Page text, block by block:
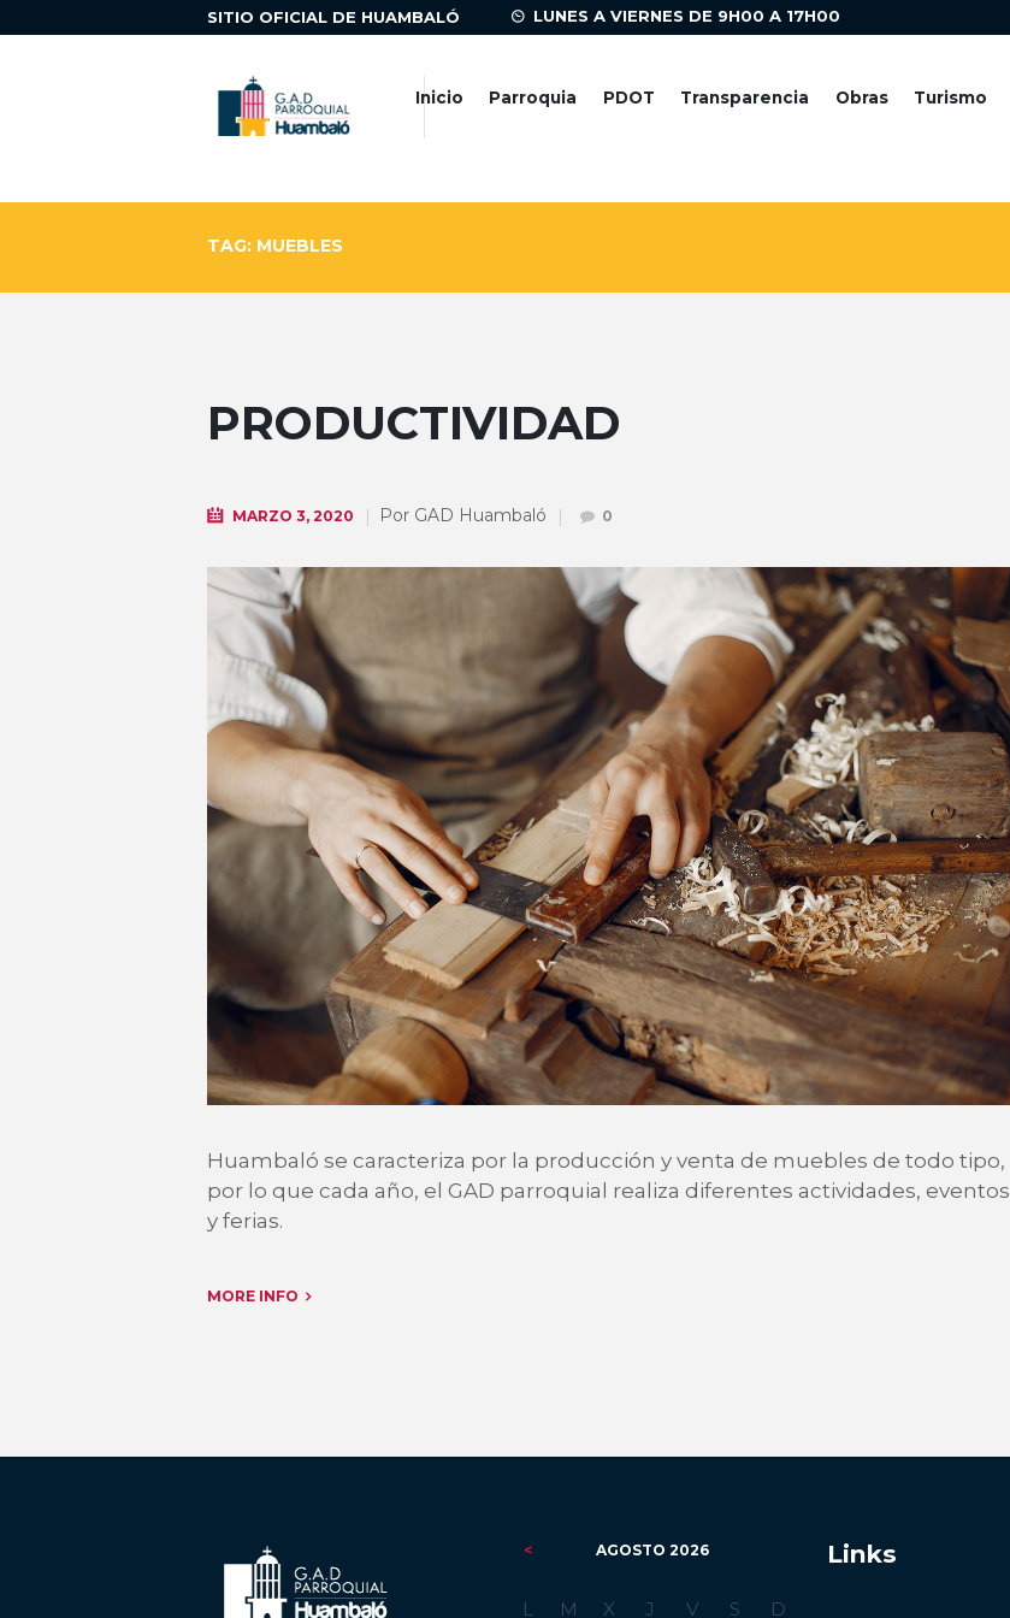
SITIO OFICIAL DE HUAMBALÓ LUNES A VIERNES DE 9H00 A 17H00
Inicio Parroquia PDOT Transparencia Obras Turismo
TAG: MUEBLES
PRODUCTIVIDAD
MARZO 3, 2020 Por GAD Huambaló 0
Huambaló se caracteriza por la producción y venta de muebles de todo tipo,
por lo que cada año, el GAD parroquial realiza diferentes actividades, eventos
y ferias.
MORE INFO
AGOSTO 2026
L M X J V S D
Links